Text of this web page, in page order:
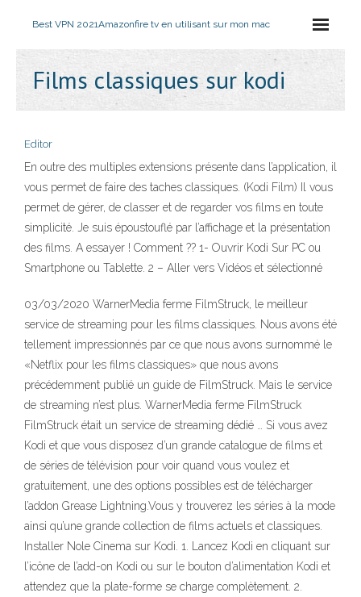
Best VPN 2021Amazonfire tv en utilisant sur mon mac
Films classiques sur kodi
Editor
En outre des multiples extensions présente dans l’application, il
vous permet de faire des taches classiques. (Kodi Film) Il vous
permet de gérer, de classer et de regarder vos films en toute
simplicité. Je suis époustouflé par l’affichage et la présentation
des films. A essayer ! Comment ?? 1- Ouvrir Kodi Sur PC ou
Smartphone ou Tablette. 2 – Aller vers Vidéos et sélectionné
03/03/2020 WarnerMedia ferme FilmStruck, le meilleur
service de streaming pour les films classiques. Nous avons été
tellement impressionnés par ce que nous avons surnommé le
«Netflix pour les films classiques» que nous avons
précédemment publié un guide de FilmStruck. Mais le service
de streaming n’est plus. WarnerMedia ferme FilmStruck
FilmStruck était un service de streaming dédié … Si vous avez
Kodi et que vous disposez d’un grande catalogue de films et
de séries de télévision pour voir quand vous voulez et
gratuitement, une des options possibles est de télécharger
l’addon Grease Lightning.Vous y trouverez les séries à la mode
ainsi qu’une grande collection de films actuels et classiques.
Installer Nole Cinema sur Kodi. 1. Lancez Kodi en cliquant sur
l’icône de l’add-on Kodi ou sur le bouton d’alimentation Kodi et
attendez que la plate-forme se charge complètement. 2.